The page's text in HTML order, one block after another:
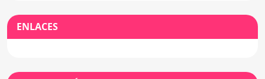
ENLACES